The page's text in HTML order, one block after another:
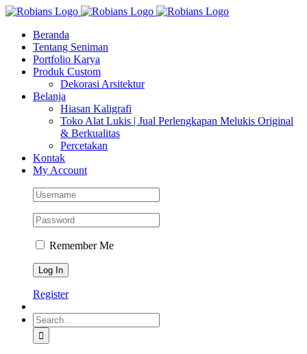
Skip
content
Facebook
Instagram
YouTube
WhatsApp
Tiktok
Beranda
Tentang Seniman
Portfolio Karya
Produk Custom
Dekorasi Arsitektur
Belanja
Hiasan Kaligrafi
Toko Alat Lukis | Jual Perlengkapan Melukis Original
& Berkualitas
Percetakan
Kontak
My Account
Remember Me
Register
Search
for: